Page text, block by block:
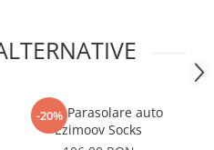
-20%
Set 2 Parasolare auto
Ezimoov Socks